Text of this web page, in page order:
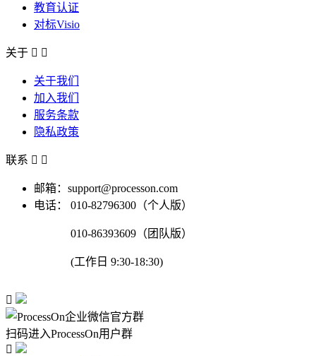
教育认证
对标Visio
关于  
关于我们
加入我们
服务条款
隐私政策
联系  
邮箱：support@processon.com
电话：
010-82796300（个人版）
010-86393609（团队版）
(工作日 9:30-18:30)

扫码进入ProcessOn用户群
